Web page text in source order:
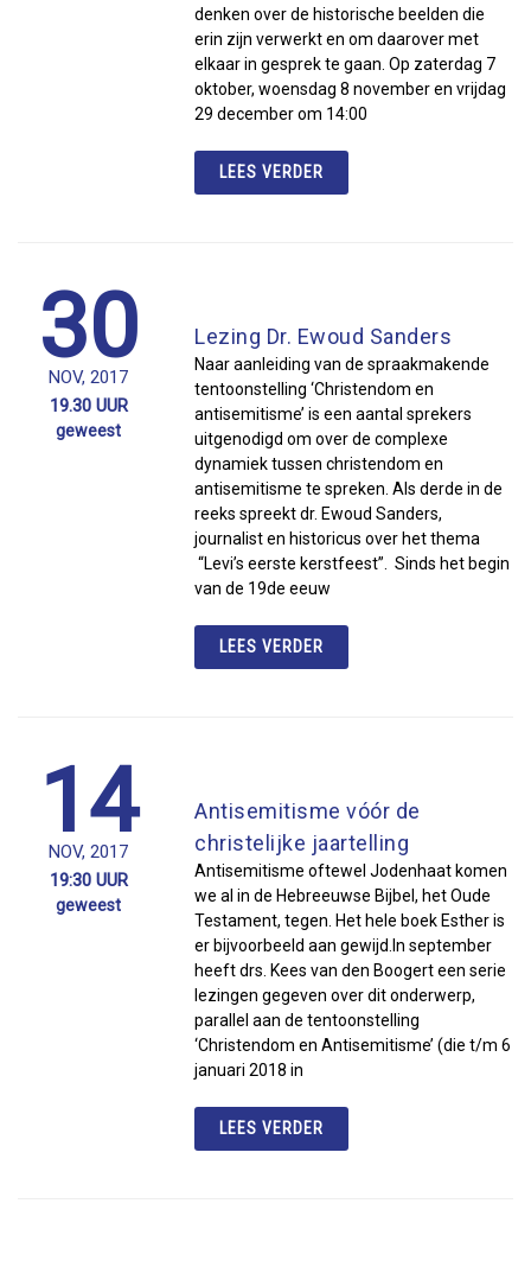
denken over de historische beelden die
erin zijn verwerkt en om daarover met
elkaar in gesprek te gaan. Op zaterdag 7
oktober, woensdag 8 november en vrijdag
29 december om 14:00
LEES VERDER
30
NOV, 2017
19.30 UUR
geweest
Lezing Dr. Ewoud Sanders
Naar aanleiding van de spraakmakende
tentoonstelling ‘Christendom en
antisemitisme’ is een aantal sprekers
uitgenodigd om over de complexe
dynamiek tussen christendom en
antisemitisme te spreken. Als derde in de
reeks spreekt dr. Ewoud Sanders,
journalist en historicus over het thema
“Levi’s eerste kerstfeest”. Sinds het begin
van de 19de eeuw
LEES VERDER
14
NOV, 2017
19:30 UUR
geweest
Antisemitisme vóór de
christelijke jaartelling
Antisemitisme oftewel Jodenhaat komen
we al in de Hebreeuwse Bijbel, het Oude
Testament, tegen. Het hele boek Esther is
er bijvoorbeeld aan gewijd.In september
heeft drs. Kees van den Boogert een serie
lezingen gegeven over dit onderwerp,
parallel aan de tentoonstelling
‘Christendom en Antisemitisme’ (die t/m 6
januari 2018 in
LEES VERDER